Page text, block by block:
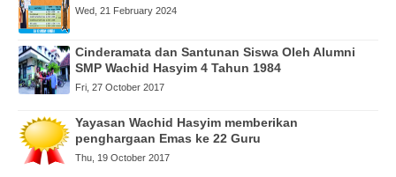
Wed, 21 February 2024
Cinderamata dan Santunan Siswa Oleh Alumni
SMP Wachid Hasyim 4 Tahun 1984
Fri, 27 October 2017
Yayasan Wachid Hasyim memberikan
penghargaan Emas ke 22 Guru
Thu, 19 October 2017